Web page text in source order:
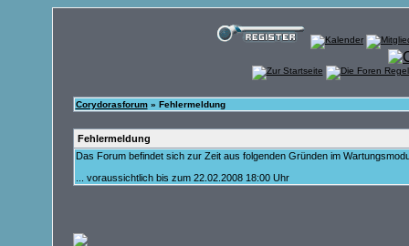
Corydorasforum» Fehlermeldung
Fehlermeldung
Das Forum befindet sich zur Zeit aus folgenden Gründen im
... voraussichtlich bis zum 22.02.2008 18:00 Uhr